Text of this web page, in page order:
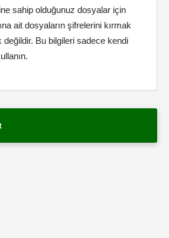
sahip olduğunuz dosyalar için
ait dosyaların şifrelerini kırmak
değildir. Bu bilgileri sadece kendi